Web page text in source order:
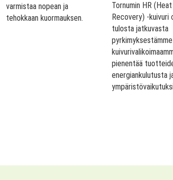
varmistaa nopean ja
tehokkaan kuormauksen.
Tornumin HR (Heat
Recovery) -kuivuri
tulosta jatkuvasta
pienentää
energiankulutusta